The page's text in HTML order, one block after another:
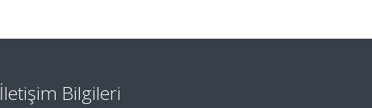
İletişim Bilgileri